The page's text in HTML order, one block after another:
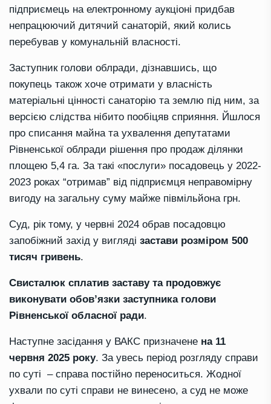
підприємець на електронному аукціоні придбав
непрацюючий дитячий санаторій, який колись
перебував у комунальній власності.
Заступник голови облради, дізнавшись, що
покупець також хоче отримати у власність
матеріальні цінності санаторію та землю під ним, за
версією слідства нібито пообіцяв сприяння. Йшлося
про списання майна та ухвалення депутатами
Рівненської облради рішення про продаж ділянки
площею 5,4 га. За такі «послуги» посадовець у 2022-
2023 роках “отримав” від підприємця неправомірну
вигоду на загальну суму майже півмільйона грн.
Суд, рік тому, у червні 2024 обрав посадовцю
запобіжний захід у вигляді застави розміром 500
тисяч гривень.
Свисталюк сплатив заставу та продовжує
виконувати обов’язки заступника голови
Рівненської обласної ради.
Наступне засідання у ВАКС призначене на 11
червня 2025 року. За увесь період розгляду справи
по суті – справа постійно переноситься. Жодної
ухвали по суті справи не винесено, а суд не може